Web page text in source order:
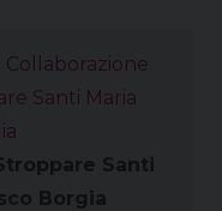
Collaborazione
Santi Maria
Santi
Borgia